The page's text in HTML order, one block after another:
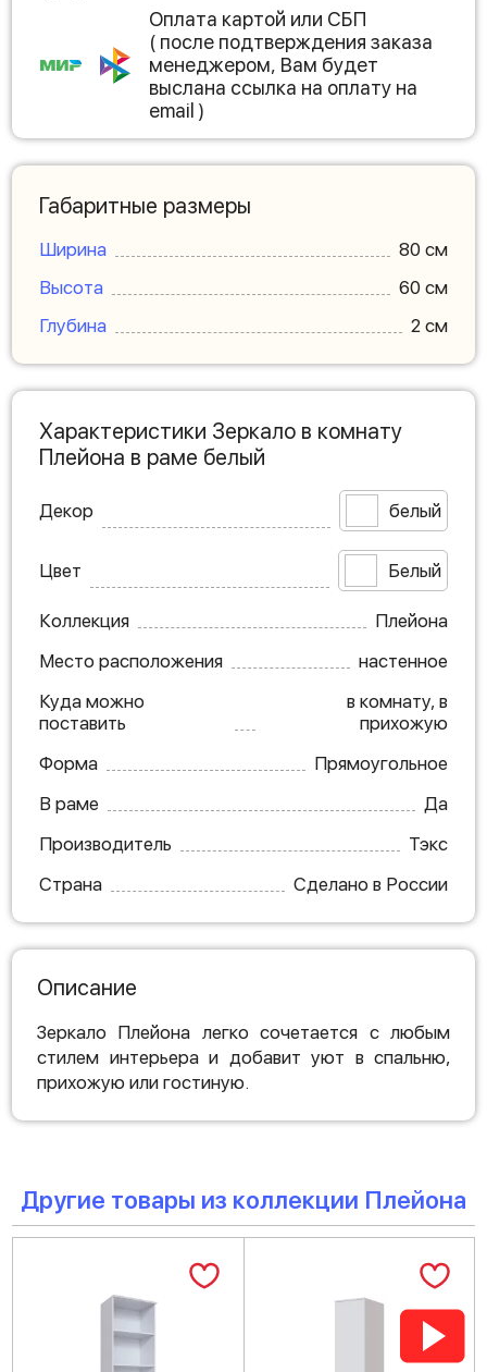
Оплата картой или СБП
( после подтверждения заказа
менеджером, Вам будет
выслана ссылка на оплату на
email )
Габаритные размеры
Ширина
80 см
Высота
60 см
Глубина
2 см
Характеристики Зеркало в комнату
Плейона в раме белый
Декор белый
Цвет Белый
Коллекция
Плейона
Место расположения
настенное
Куда можно
поставить
в комнату, в
прихожую
Форма
Прямоугольное
В раме
Да
Производитель
Тэкс
Страна
Сделано в России
Описание
Зеркало Плейона легко сочетается с любым
стилем интерьера и добавит уют в спальню,
прихожую или гостиную.
Другие товары из коллекции Плейона